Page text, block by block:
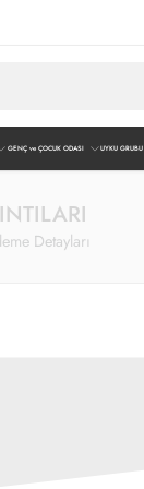
GENÇ ve ÇOCUK ODASI UYKU GRUBU
Detayları